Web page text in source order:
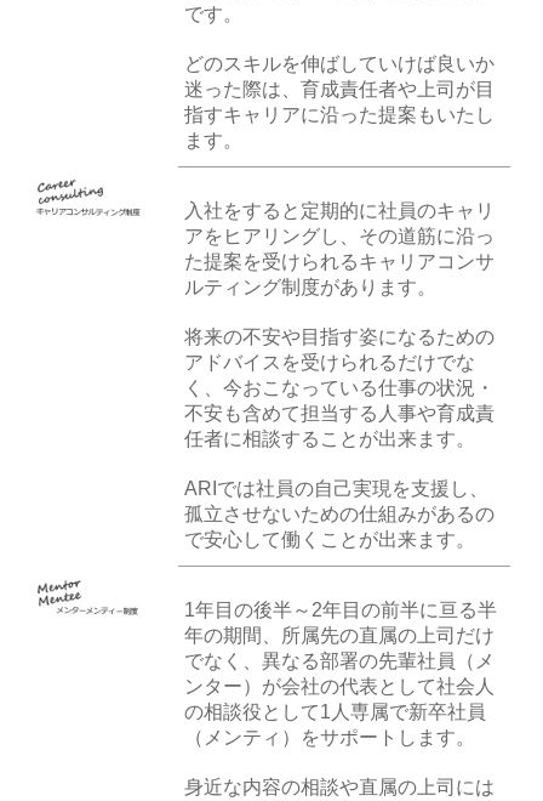
です。
どのスキルを伸ばしていけば良いか
迷った際は、育成責任者や上司が目
指すキャリアに沿った提案もいたし
ます。
入社をすると定期的に社員のキャリ
アをヒアリングし、その道筋に沿っ
た提案を受けられるキャリアコンサ
ルティング制度があります。
将来の不安や目指す姿になるための
アドバイスを受けられるだけでな
く、今おこなっている仕事の状況・
不安も含めて担当する人事や育成責
任者に相談することが出来ます。
ARIでは社員の自己実現を支援し、
孤立させないための仕組みがあるの
で安心して働くことが出来ます。
1年目の後半～2年目の前半に亘る半
年の期間、所属先の直属の上司だけ
でなく、異なる部署の先輩社員（メ
ンター）が会社の代表として社会人
の相談役として1人専属で新卒社員
（メンティ）をサポートします。
身近な内容の相談や直属の上司には